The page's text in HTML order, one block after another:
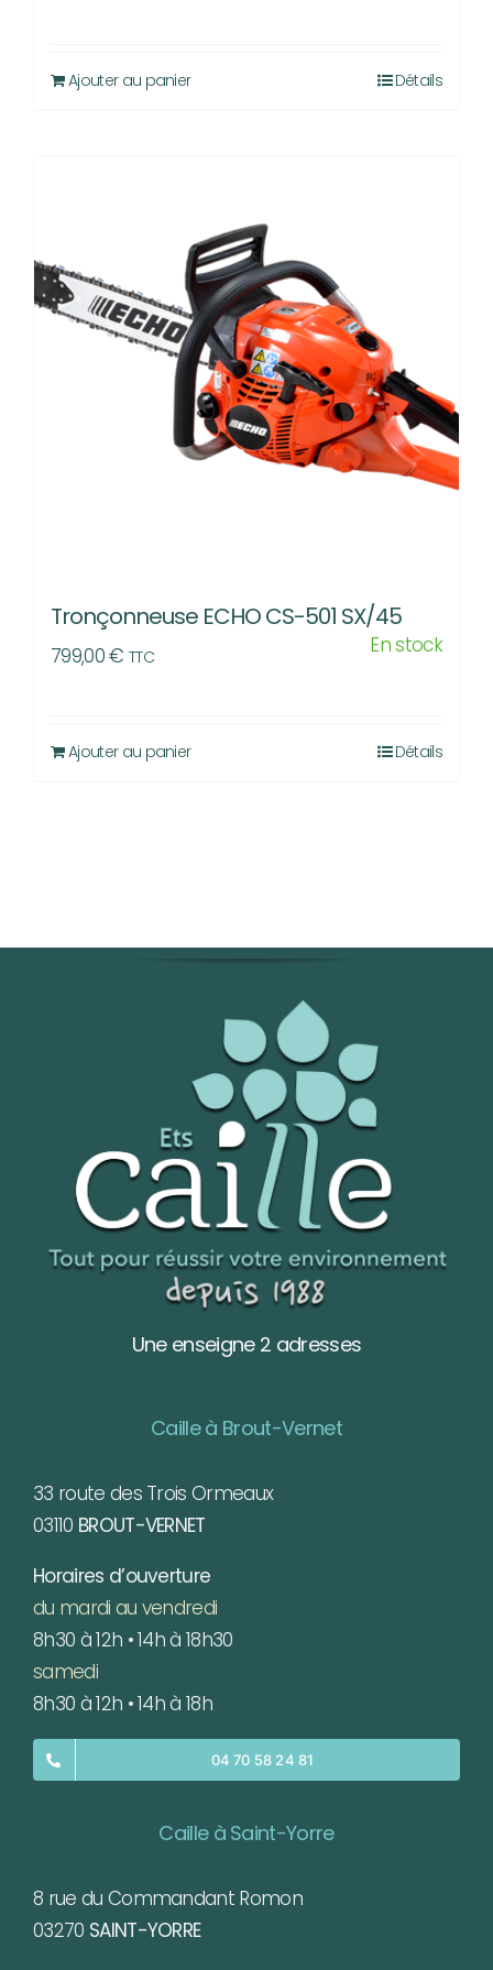
Ajouter au panier Détails
Tronçonneuse ECHO CS-501 SX/45
799,00€ TTC En stock
Ajouter au panier Détails
Une enseigne 2 adresses
Caille à Brout-Vernet
33 route des Trois Ormeaux
03110 BROUT-VERNET
Horaires d’ouverture
du mardi au vendredi
8h30 à 12h • 14h à 18h30
samedi
8h30 à 12h • 14h à 18h
04 70 58 24 81
Caille à Saint-Yorre
8 rue du Commandant Romon
03270 SAINT-YORRE